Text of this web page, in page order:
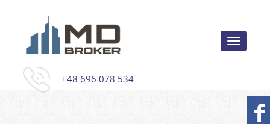
Toggle
+48 696 078 534